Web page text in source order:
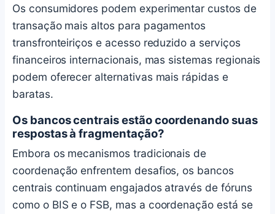
Os consumidores podem experimentar custos de
transação mais altos para pagamentos
transfronteiriços e acesso reduzido a serviços
financeiros internacionais, mas sistemas regionais
podem oferecer alternativas mais rápidas e
baratas.
Os bancos centrais estão coordenando suas
respostas à fragmentação?
Embora os mecanismos tradicionais de
coordenação enfrentem desafios, os bancos
centrais continuam engajados através de fóruns
como o BIS e o FSB, mas a coordenação está se